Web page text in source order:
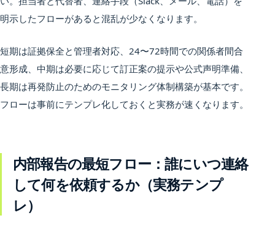
明示したフローがあると混乱が少なくなります。
短期は証拠保全と管理者対応、24〜72時間での関係者間合
意形成、中期は必要に応じて訂正案の提示や公式声明準備、
長期は再発防止のためのモニタリング体制構築が基本です。
フローは事前にテンプレ化しておくと実務が速くなります。
内部報告の最短フロー：誰にいつ連絡
して何を依頼するか（実務テンプ
レ）